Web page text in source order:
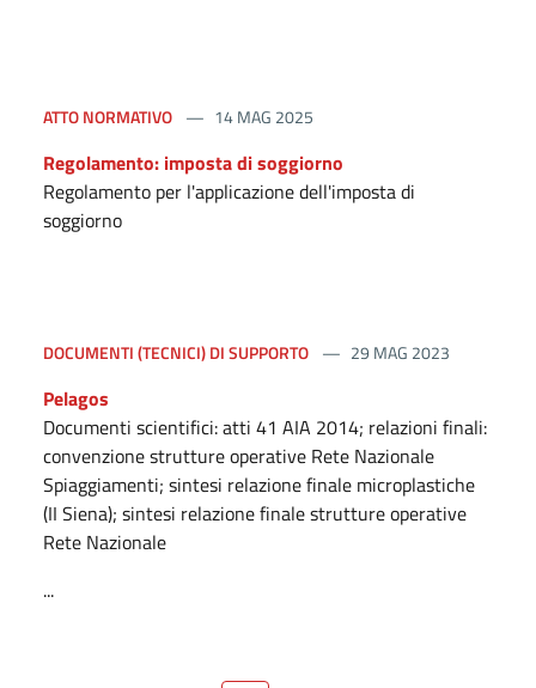
ATTO NORMATIVO 14 MAG 2025
Regolamento: imposta di soggiorno
Regolamento per l'applicazione dell'imposta di
soggiorno
DOCUMENTI (TECNICI) DI SUPPORTO 29 MAG 2023
Pelagos
Documenti scientifici: atti 41 AIA 2014; relazioni finali:
convenzione strutture operative Rete Nazionale
Spiaggiamenti; sintesi relazione finale microplastiche
(II Siena); sintesi relazione finale strutture operative
Rete Nazionale
...